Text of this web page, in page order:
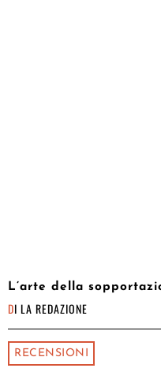
L’arte della
DI LA REDAZIONE
RECENSIONI